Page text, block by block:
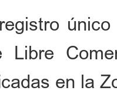
Libre
en la